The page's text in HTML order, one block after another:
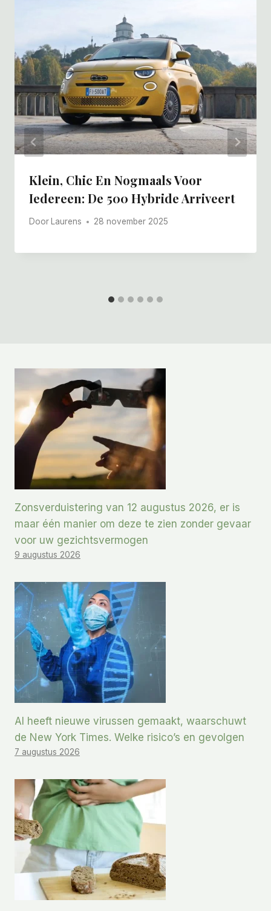
Klein, Chic En Nogmaals Voor
Iedereen: De 500 Hybride Arriveert
Door Laurens 28 november 2025
Zonsverduistering van 12 augustus 2026, er is
maar één manier om deze te zien zonder gevaar
voor uw gezichtsvermogen
9 augustus 2026
AI heeft nieuwe virussen gemaakt, waarschuwt
de New York Times. Welke risico’s en gevolgen
7 augustus 2026